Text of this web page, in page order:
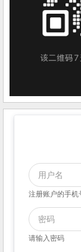
注册账户的手机
请输入密码